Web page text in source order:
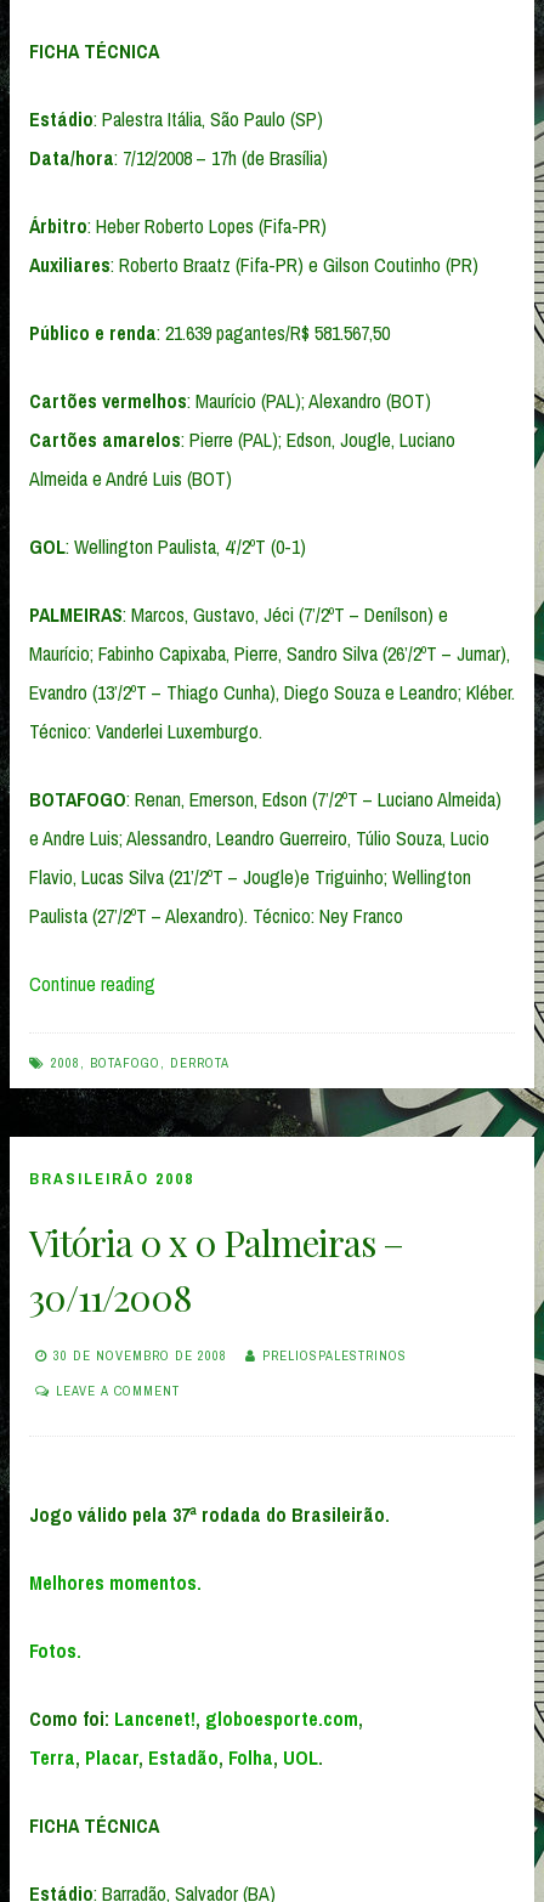
FICHA TÉCNICA
Estádio: Palestra Itália, São Paulo (SP)
Data/hora: 7/12/2008 – 17h (de Brasília)
Árbitro: Heber Roberto Lopes (Fifa-PR)
Auxiliares: Roberto Braatz (Fifa-PR) e Gilson Coutinho (PR)
Público e renda: 21.639 pagantes/R$ 581.567,50
Cartões vermelhos: Maurício (PAL); Alexandro (BOT)
Cartões amarelos: Pierre (PAL); Edson, Jougle, Luciano
Almeida e André Luis (BOT)
GOL: Wellington Paulista, 4’/2ºT (0-1)
PALMEIRAS: Marcos, Gustavo, Jéci (7’/2ºT – Denílson) e
Maurício; Fabinho Capixaba, Pierre, Sandro Silva (26’/2ºT – Jumar),
Evandro (13’/2ºT – Thiago Cunha), Diego Souza e Leandro; Kléber.
Técnico: Vanderlei Luxemburgo.
BOTAFOGO: Renan, Emerson, Edson (7’/2ºT – Luciano Almeida)
e Andre Luis; Alessandro, Leandro Guerreiro, Túlio Souza, Lucio
Flavio, Lucas Silva (21’/2ºT – Jougle)e Triguinho; Wellington
Paulista (27’/2ºT – Alexandro). Técnico: Ney Franco
Continue reading
x
1
Botafogo
–
2008 , BOTAFOGO , DERROTA
BRASILEIRÃO 2008
Vitória 0 x 0 Palmeiras –
30/11/2008
30 DE NOVEMBRO DE 2008 PRELIOSPALESTRINOS
LEAVE A COMMENT
Jogo válido pela 37ª rodada do Brasileirão.
Melhores momentos.
Fotos.
Como foi: Lancenet!, globoesporte.com,
Terra, Placar, Estadão, Folha, UOL.
FICHA TÉCNICA
Estádio: Barradão, Salvador (BA)